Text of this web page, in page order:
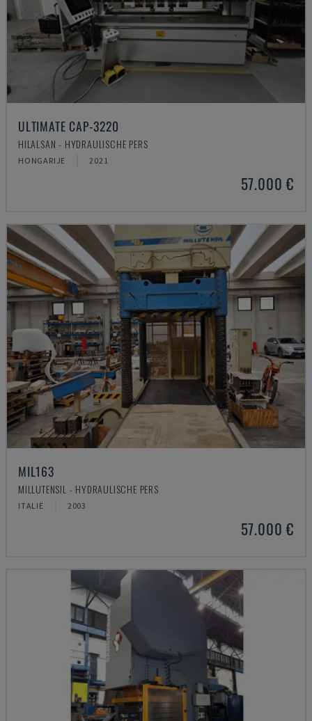
ULTIMATE CAP-3220
HILALSAN - HYDRAULISCHE PERS
HONGARIJE 2021
57.000 €
MIL163
MILLUTENSIL - HYDRAULISCHE PERS
ITALIË 2003
57.000 €